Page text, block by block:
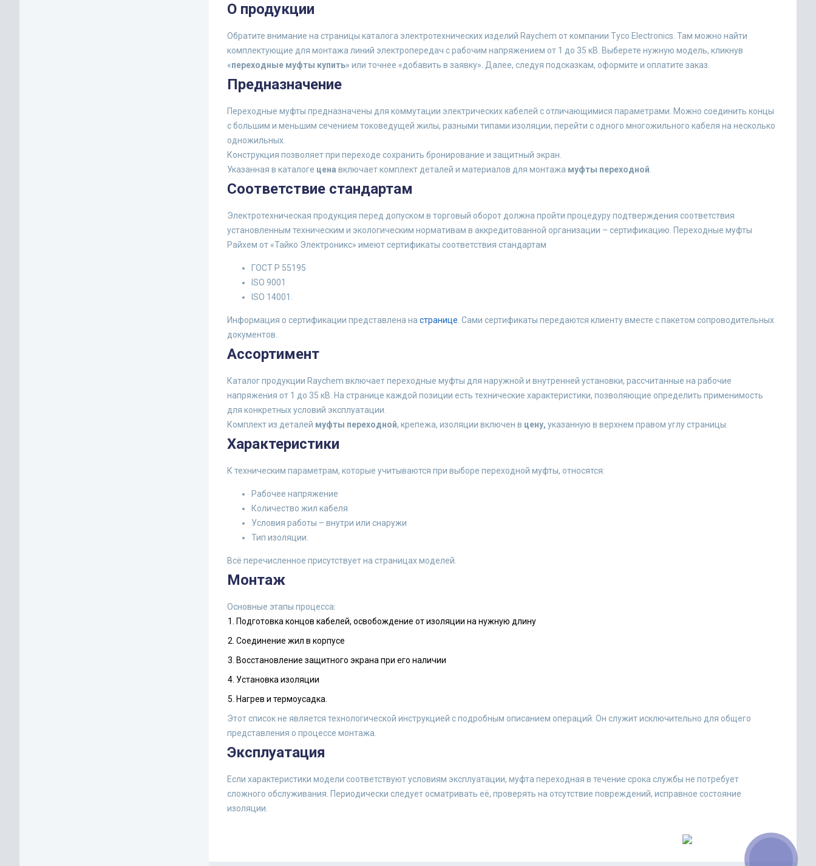
О продукции
Обратите внимание на страницы каталога электротехнических изделий Raychem от компании Tyco Electronics. Там можно найти
комплектующие для монтажа линий электропередач с рабочим напряжением от 1 до 35 кВ. Выберете нужную модель, кликнув
«переходные муфты купить» или точнее «добавить в заявку». Далее, следуя подсказкам, оформите и оплатите заказ.
Предназначение
Переходные муфты предназначены для коммутации электрических кабелей с отличающимися параметрами. Можно соединить концы
с большим и меньшим сечением токоведущей жилы, разными типами изоляции, перейти с одного многожильного кабеля на несколько
одножильных.
Конструкция позволяет при переходе сохранить бронирование и защитный экран.
Указанная в каталоге цена включает комплект деталей и материалов для монтажа муфты переходной
Соответствие стандартам
Электротехническая продукция перед допуском в торговый оборот должна пройти процедуру подтверждения соответствия
установленным техническим и экологическим нормативам в аккредитованной организации – сертификацию. Переходные муфты
Райхем от «Тайко Электроникс» имеют сертификаты соответствия стандартам
ГОСТ Р 55195
ISO 9001
ISO 14001.
Информация о сертификации представлена на странице . Сами сертификаты передаются клиенту вместе с пакетом сопроводительных
документов.
Ассортимент
Каталог продукции Raychem включает переходные муфты для наружной и внутренней установки, рассчитанные на рабочие
напряжения от 1 до 35 кВ. На странице каждой позиции есть технические характеристики, позволяющие определить применимость
для конкретных условий эксплуатации.
Комплект из деталей муфты переходной, крепежа, изоляции включен в цену, указанную в верхнем правом углу страницы.
Характеристики
К техническим параметрам, которые учитываются при выборе переходной муфты, относятся:
Рабочее напряжение
Количество жил кабеля
Условия работы – внутри или снаружи
Тип изоляции.
Всё перечисленное присутствует на страницах моделей.
Монтаж
Основные этапы процесса:
Подготовка концов кабелей, освобождение от изоляции на нужную длину
Соединение жил в корпусе
Восстановление защитного экрана при его наличии
Установка изоляции
Нагрев и термоусадка.
Этот список не является технологической инструкцией с подробным описанием операций. Он служит исключительно для общего
представления о процессе монтажа.
Эксплуатация
Если характеристики модели соответствуют условиям эксплуатации, муфта переходная в течение срока службы не потребует
сложного обслуживания. Периодически следует осматривать её, проверять на отсутствие повреждений, исправное состояние
изоляции.